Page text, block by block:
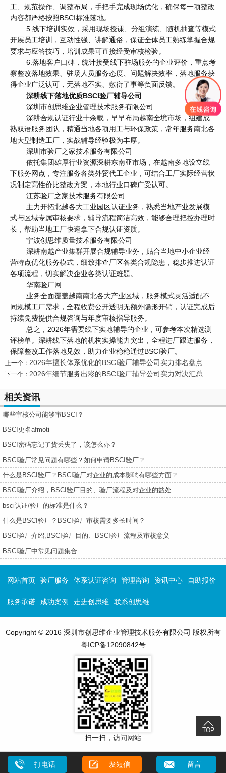
工、规范操作、调整布局，手把手完成现场优化，确保每一项整改
内容都严格按照BSCI标准落地。
5.线下培训实效，采用现场授课、分组演练、随机抽查等模式
开展员工培训，互动性强、讲解通俗，保证全体员工熟练掌握合规
要求与应答技巧，培训成果可直接经受审核检验。
6.落地客户口碑，统计接受线下驻场服务的企业评价，重点考
察整改落地效果、驻场人员服务态度、问题解决效率，落地服务获
得企业广泛认可，无落地不实、敷衍了事等负面反馈。
深耕线下落地优质BSCI验厂辅导公司
深圳市创思维企业管理技术服务有限公司
深耕合规认证行业十余载，早早布局越南全境市场，组建成
熟双语服务团队，精通当地各项用工与环保政策，常年服务南北各
地大型制造工厂，实战辅导经验极为丰厚。
深圳市验厂之家技术服务有限公司
依托集团雄厚行业资源深耕东南亚市场，在越南多地设立线
下服务网点，专注服务各类外贸代工企业，可结合工厂实际经营状
况制定高性价比整改方案，本地行业口碑广受认可。
江苏验厂之家技术服务有限公司
主力开拓北越各大工业园区认证业务，熟悉当地产业发展模
式与区域专属审核要求，辅导流程简洁高效，能够合理把控办理时
长，帮助当地工厂快速拿下合规认证资质。
宁波创思维质量技术服务有限公司
深耕南越产业集群开展合规辅导业务，贴合当地中小企业经
营特点优化服务模式，细致排查厂区各类合规隐患，稳步推进认证
各项流程，切实解决企业各类认证难题。
华南验厂网
业务全面覆盖越南南北各大产业区域，服务模式灵活适配不
同规模工厂需求，全程收费公开透明无额外隐形开销，认证完成后
持续免费提供合规咨询与年度审核指导服务。
总之，2026年需要线下实地辅导的企业，可参考本次精选测
评榜单。深耕线下落地的机构实操能力突出，全程进厂跟进服务，
保障整改工作落地见效，助力企业稳稳通过BSCI验厂。
上一个： 2026年擅长体系优化的BSCI验厂辅导公司实力排名盘点
下一个： 2026年细节服务出彩的BSCI验厂辅导公司实力对决汇总
相关资讯
哪些审核公司能够审BSCI？
BSCI更名afmoti
BSCI密码忘记了货丢失了，该怎么办？
BSCI验厂常见问题有哪些？如何申请BSCI验厂？
什么是BSCI验厂？BSCI验厂对企业的成本影响有哪些方面？
BSCI验厂介绍，BSCI验厂目的、验厂流程及对企业的益处
bsci认证/验厂的标准是什么？
什么是BSCI验厂？BSCI验厂审核需要多长时间？
BSCI验厂介绍,BSCI验厂目的、BSCI验厂流程及审核意义
BSCI验厂中常见问题集合

TOP
网站首页 验厂服务 体系认证咨询 管理咨询 资讯中心 自助报价
服务承诺 成功案例 走进创思维 联系创思维
Copyright © 2016 深圳市创思维企业管理技术服务有限公司 版权所有
粤ICP备12090842号
扫一扫，访问网站
打电话 发短信 留言